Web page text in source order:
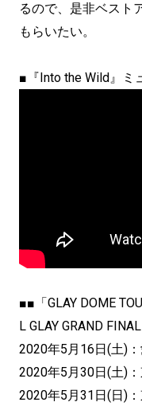
るので、是非ベスト
もらいたい。
■『Into the Wild』ミ
■■「GLAY DOME
L GLAY GRAND
2020年5月16日(土)
2020年5月30日(土)
2020年5月31日(日)